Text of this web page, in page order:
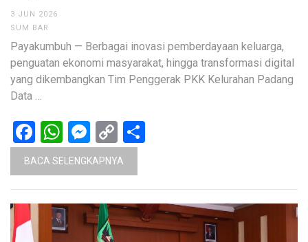
3 JUN 2026
SUM BAR
Payakumbuh — Berbagai inovasi pemberdayaan keluarga,
penguatan ekonomi masyarakat, hingga transformasi digital
yang dikembangkan Tim Penggerak PKK Kelurahan Padang
Data …
Facebook
WhatsApp
Messenger
Copy
Link
BACA SELENGKAPNYA